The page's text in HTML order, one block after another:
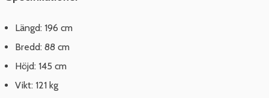
Längd: 196 cm
Bredd: 88 cm
Höjd: 145 cm
Vikt: 121 kg